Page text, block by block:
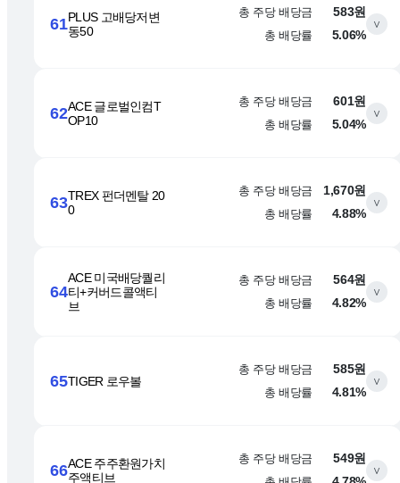
61PLUS 고배당저변
동50
총 주당 배당금
583원
총 배당률
5.06%
∨
62ACE 글로벌인컴T
OP10
총 주당 배당금
601원
총 배당률
5.04%
∨
63TREX 펀더멘탈 20
0
총 주당 배당금
1,670원
총 배당률
4.88%
∨
64
ACE 미국배당퀄리
티+커버드콜액티
브
총 주당 배당금
564원
총 배당률
4.82%
∨
65TIGER 로우볼
총 주당 배당금
585원
총 배당률
4.81%
∨
66ACE 주주환원가치
주액티브
총 주당 배당금
549원
∨